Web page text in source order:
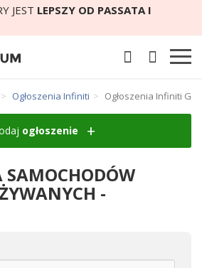
JEST LEPSZY OD PASSATA I
Ogłoszenia Infiniti Ogłoszenia Infiniti G
ogłoszenie
SAMOCHODÓW
-